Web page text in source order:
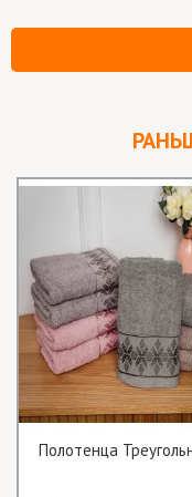
Полотенца